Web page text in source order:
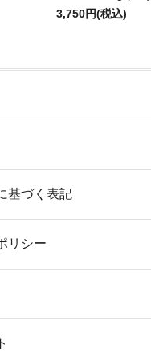
3,750円(税込)
基づく表記
リシー